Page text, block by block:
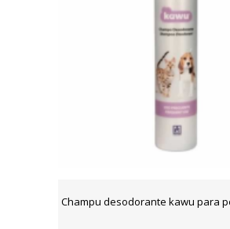
Champu desodorante kawu para